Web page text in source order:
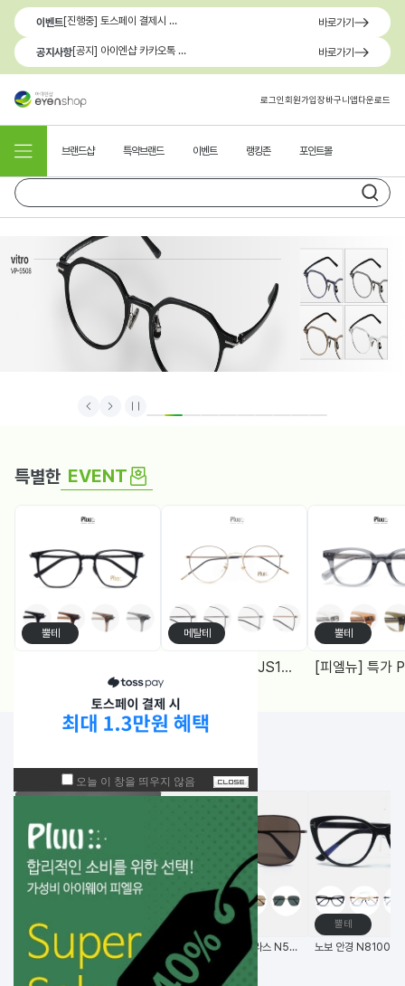
이벤트 [진행중] 토스페이 결제시 최대 1.3만원 혜택 바로가기
공지사항 [공지] 아이엔샵 카카오톡 1:1 문의 채널 이용 안내 바로가기
로그인회원가입장바구니앱다운로드
브랜드샵 특약브랜드 이벤트 랭킹존 포인트몰
Prev Next Stop
특별한 EVENT
뿔테 메탈테
[피엘유] 특가 PJS1988 (50) 메탈원형, 블루라이트 차단렌즈 2Color
뿔테
고글
비츠로만 14G초경량 편광 변색 스포츠고글 (한국생산) 노보 선글라스 N5006 58사이즈 메탈 사각 선글라스
뿔테